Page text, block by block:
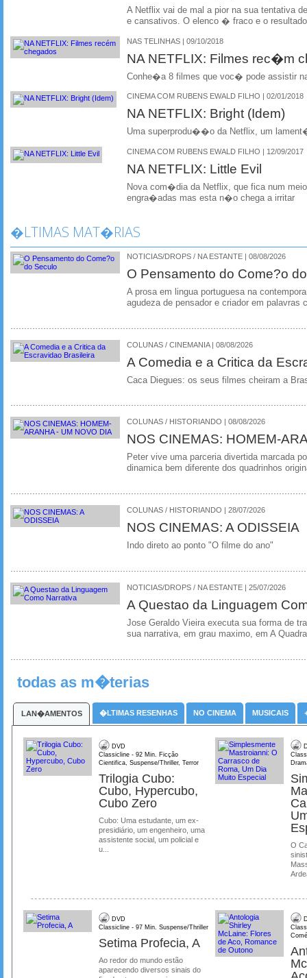
A Netflix vai de mal a pior na sua tentativa
e cansativos. O elenco � fraco e o
NAS TELINHAS | 09/10/2018
NA NETFLIX: Filmes rec�m
Conhe�a 8 filmes que voc� pode assistir
CINEMA COM RUBENS EWALD FILHO | 02/01/2018
NA NETFLIX: Bright (Idem)
Uma superprodu��o da Netflix, um
CINEMA COM RUBENS EWALD FILHO | 12/09/2017
NA NETFLIX: Little Evil
Nova com�dia da Netflix, que fica num
engra�adas mas esta n�o chega a irritar
�LTIMAS MAT�RIAS
NOTICIAS/DROPS / NA ESTANTE | 08/08/2026
O Pensamento do Come?o
A prosa em lingua portuguesa na
agudeza de pensador e criador em palavras
COLUNAS / CINEMANIA | 08/08/2026
A Comedia e a Critica da
Caca Diegues: os seus filmes cheiram a
COLUNAS / HISTORIANDO | 08/08/2026
NOS CINEMAS: HOMEM-
Peter vive uma parceria divertida marcada
dinamica bem diferente dos quadrinhos
COLUNAS / HISTORIANDO | 28/07/2026
NOS CINEMAS: A ODISSEIA
Indo direto ao ponto "O filme do ano"
NOTICIAS/DROPS / NA ESTANTE | 25/07/2026
A Questao da Linguagem
Jose Geraldo Vieira executa sua forma de
sua narrativa, em grau maximo, em A
todas as m�terias
LAN�AMENTOS �LTIMAS RESENHAS NO CINEMA MUSICAIS
DVD
Classicline - 92 Min. Ficção
Cientifica, Suspense/Thriller, Terror
Trilogia Cubo:
Cubo, Hypercubo,
Cubo Zero
Cubo: Uma estudante, um ex-
presidiário, um engenheiro, uma
assistente social, um policial e
u...
O
DVD
Classicline - 97 Min. Suspense/Thriller
Setima Profecia, A
Ao redor do mundo estão
aparecendo diversos sinais do